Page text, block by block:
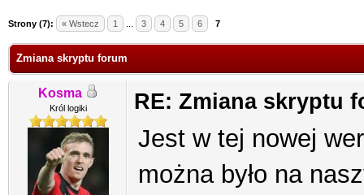
Strony (7): « Wstecz 1 3 4 5 6 7
Zmiana skryptu forum
Kosma
Król logiki RE: Zmiana skryptu
Jest w tej nowej
można było na